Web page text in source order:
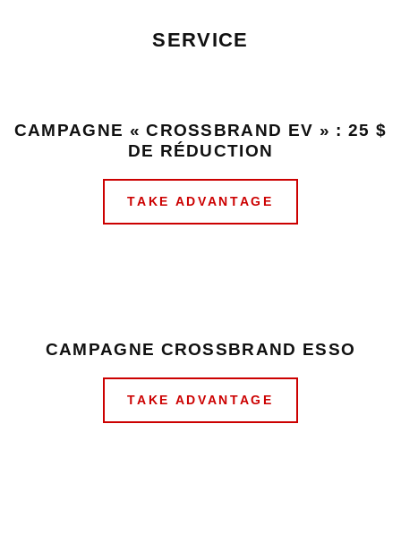
SERVICE
CAMPAGNE « CROSSBRAND EV » : 25 $
DE RÉDUCTION
TAKE ADVANTAGE
CAMPAGNE CROSSBRAND ESSO
TAKE ADVANTAGE